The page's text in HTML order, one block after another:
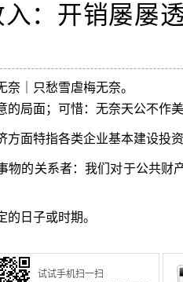
：开销屡屡
｜只愁雪虐梅无奈。
局面；可惜：无奈天公不作
方面特指各类企业基本建设投
物的关系者：我们对于公共财
的日子或时期。
试试手机扫一扫